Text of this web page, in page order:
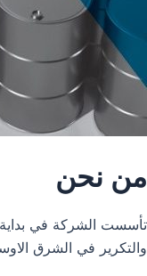
من نحن
والتكرير في الشرق